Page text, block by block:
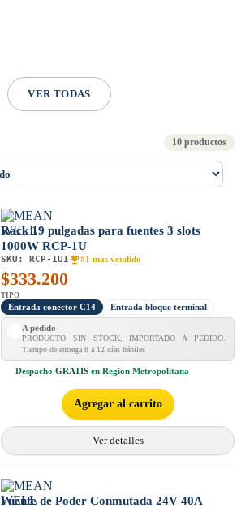
VER TODAS
10 productos
Rack 19 pulgadas para fuentes 3 slots
1000W RCP-1U
SKU: RCP-1UI #1 mas vendido
$333.200
TIPO
Entrada conector C14 Entrada bloque terminal
A pedido
PRODUCTO SIN STOCK, IMPORTADO A PEDIDO.
Tiempo de entrega 8 a 12 días hábiles
Despacho GRATIS en Region Metropolitana
Agregar al carrito
Ver detalles
Fuente de Poder Conmutada 24V 40A